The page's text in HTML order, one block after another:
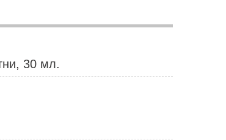
30 мл.